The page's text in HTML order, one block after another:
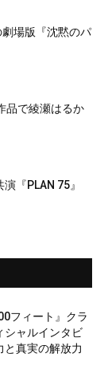
劇場版『沈黙のパ
品で綾瀬はるか
『PLAN 75』
フィート』クラ
シャルインタビ
と真実の解放力